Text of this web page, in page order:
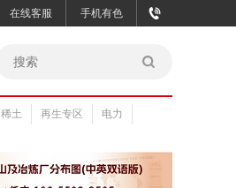
在线客服 手机有色
稀土 再生专区 电力